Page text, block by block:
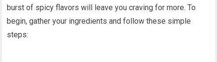
burst of spicy flavors will leave you craving for more. To
begin, gather your ingredients and follow these simple
steps: